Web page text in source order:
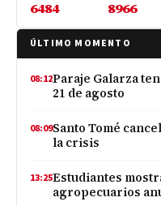
6484 8966
ÚLTIMO MOMENTO
08:12Paraje Galarza
21 de agosto
08:09Santo Tomé
la crisis
13:25Estudiantes
agropecuarios